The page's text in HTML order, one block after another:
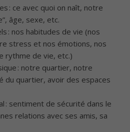
: ce avec quoi on naît, notre
âge, sexe, etc.
: nos habitudes de vie (nos
stress et nos émotions, nos
rythme de vie, etc.)
: notre quartier, notre
du quartier, avoir des espaces
: sentiment de sécurité dans le
relations avec ses amis, sa